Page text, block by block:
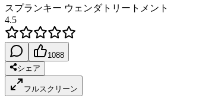
スプランキー ウェンダトリートメント
4.5
1088
シェア
フルスクリーン